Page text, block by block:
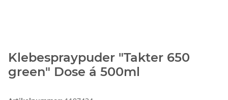
Klebespraypuder "Takter 650
green" Dose á 500ml